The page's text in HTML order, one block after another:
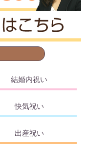
結婚内祝い
快気祝い
出産祝い